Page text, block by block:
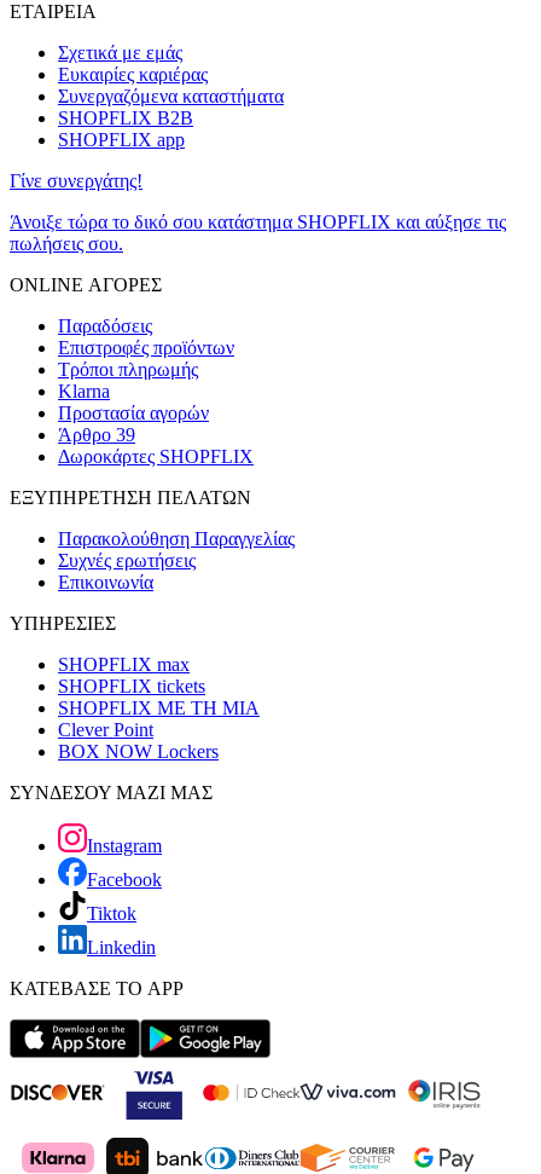
ΕΤΑΙΡΕΙΑ
Σχετικά με εμάς
Ευκαιρίες καριέρας
Συνεργαζόμενα καταστήματα
SHOPFLIX B2B
SHOPFLIX app
Γίνε συνεργάτης!
Άνοιξε τώρα το δικό σου κατάστημα SHOPFLIX και αύξησε τις
πωλήσεις σου.
ONLINE ΑΓΟΡΕΣ
Παραδόσεις
Επιστροφές προϊόντων
Τρόποι πληρωμής
Klarna
Προστασία αγορών
Άρθρο 39
Δωροκάρτες SHOPFLIX
ΕΞΥΠΗΡΕΤΗΣΗ ΠΕΛΑΤΩΝ
Παρακολούθηση Παραγγελίας
Συχνές ερωτήσεις
Επικοινωνία
ΥΠΗΡΕΣΙΕΣ
SHOPFLIX max
SHOPFLIX tickets
SHOPFLIX ΜΕ ΤΗ ΜΙΑ
Clever Point
BOX NOW Lockers
ΣΥΝΔΕΣΟΥ ΜΑΖΙ ΜΑΣ
Instagram
Facebook
Tiktok
Linkedin
ΚΑΤΕΒΑΣΕ ΤΟ APP